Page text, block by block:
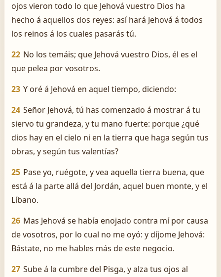
ojos vieron todo lo que Jehová vuestro Dios ha
hecho á aquellos dos reyes: así hará Jehová á todos
los reinos á los cuales pasarás tú.
22 No los temáis; que Jehová vuestro Dios, él es el
que pelea por vosotros.
23 Y oré á Jehová en aquel tiempo, diciendo:
24 Señor Jehová, tú has comenzado á mostrar á tu
siervo tu grandeza, y tu mano fuerte: porque ¿qué
dios hay en el cielo ni en la tierra que haga según tus
obras, y según tus valentías?
25 Pase yo, ruégote, y vea aquella tierra buena, que
está á la parte allá del Jordán, aquel buen monte, y el
Líbano.
26 Mas Jehová se había enojado contra mí por causa
de vosotros, por lo cual no me oyó: y díjome Jehová:
Bástate, no me hables más de este negocio.
27 Sube á la cumbre del Pisga, y alza tus ojos al